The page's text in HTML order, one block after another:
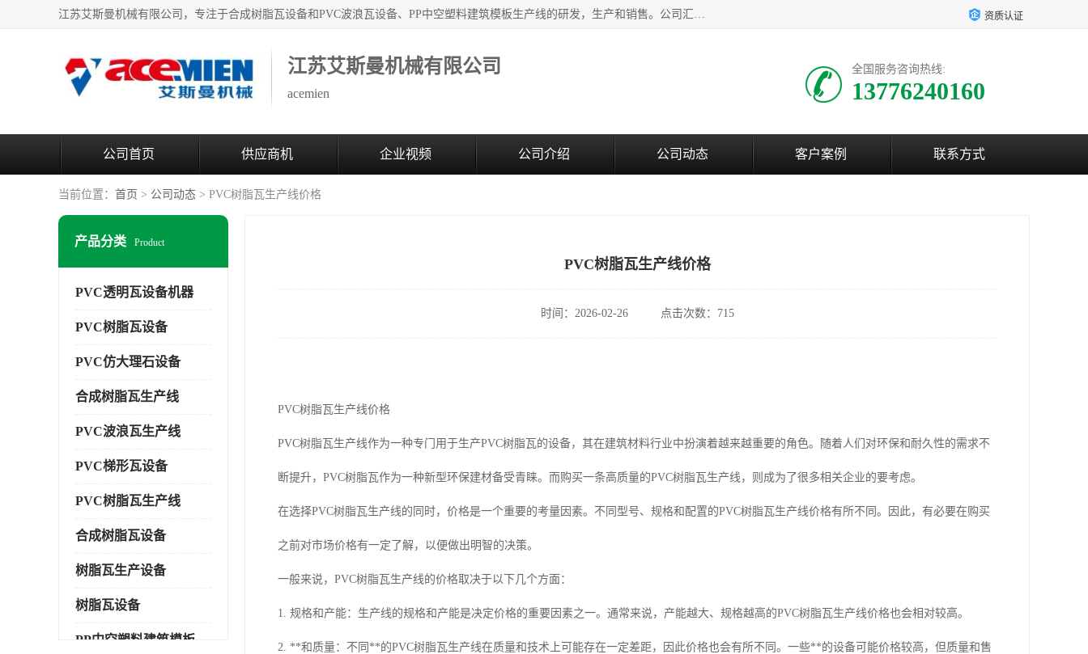
江苏艾斯曼机械有限公司，专注于合成树脂瓦设备和PVC波浪瓦设备、PP中空塑料建筑模板生产线的研发，生产和销售。公司汇集了一批专业技术领域的优秀人才，组成了以中青年科技精英为骨干的高素质科研队伍，在不断的产品研发实践中积累了丰富的产品设计经验和精深的理论知识。 资质认证
江苏艾斯曼机械有限公司
acemien
全国服务咨询热线:
13776240160
公司首页 供应商机 企业视频 公司介绍 公司动态 客户案例 联系方式
当前位置： 首页 > 公司动态 > PVC树脂瓦生产线价格
产品分类 Product
PVC透明瓦设备机器
PVC树脂瓦设备
PVC仿大理石设备
合成树脂瓦生产线
PVC波浪瓦生产线
PVC梯形瓦设备
PVC树脂瓦生产线
合成树脂瓦设备
树脂瓦生产设备
树脂瓦设备
PVC树脂瓦生产线价格
时间：2026-02-26 点击次数：715
PVC树脂瓦生产线价格
PVC树脂瓦生产线作为一种专门用于生产PVC树脂瓦的设备，其在建筑材料行业中扮演着越来越重要的角色。随着人们对环保和耐久性的需求不
断提升，PVC树脂瓦作为一种新型环保建材备受青睐。而购买一条高质量的PVC树脂瓦生产线，则成为了很多相关企业的要考虑。
在选择PVC树脂瓦生产线的同时，价格是一个重要的考量因素。不同型号、规格和配置的PVC树脂瓦生产线价格有所不同。因此，有必要在购买
之前对市场价格有一定了解，以便做出明智的决策。
一般来说，PVC树脂瓦生产线的价格取决于以下几个方面：
1. 规格和产能：生产线的规格和产能是决定价格的重要因素之一。通常来说，产能越大、规格越高的PVC树脂瓦生产线价格也会相对较高。
2. **和质量：不同**的PVC树脂瓦生产线在质量和技术上可能存在一定差距，因此价格也会有所不同。一些**的设备可能价格较高，但质量和售